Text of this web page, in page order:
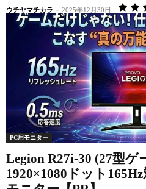
ウチヤマチカラ - 2025年12月30日
PC用モニター
Legion R27i-30 (27型
1920×1080ドット